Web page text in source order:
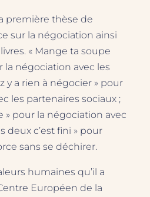
première thèse de
sur la négociation ainsi
« Mange ta soupe
la négociation avec les
y a rien à négocier » pour
les partenaires sociaux ;
» pour la négociation avec
deux c’est fini » pour
sans se déchirer.
humaines qu’il a
Européen de la